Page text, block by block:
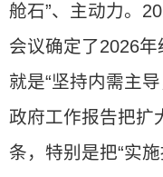
舱石”、主动力。
会议确定了2026
就是“坚持内需主
政府工作报告把扩
条，特别是把“实